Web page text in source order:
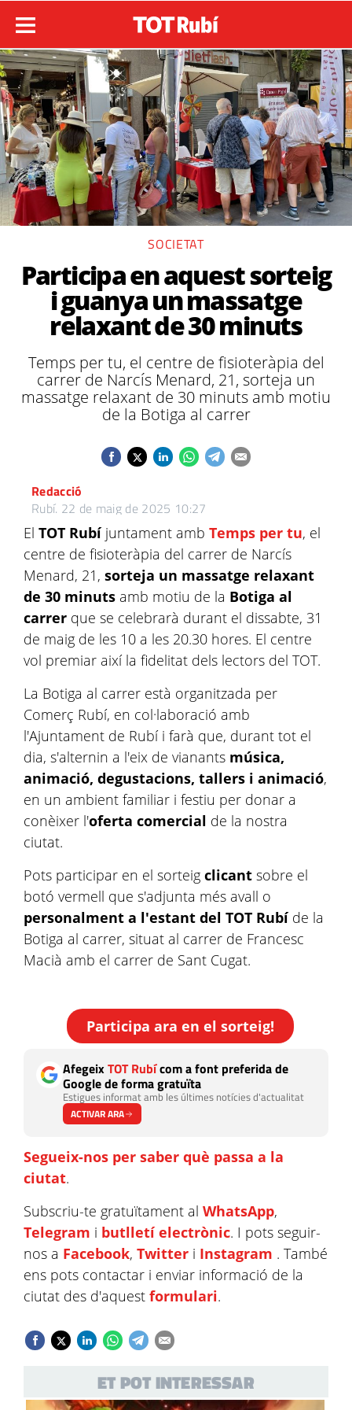
SOCIETAT
Participa en aquest sorteig
i guanya un massatge
relaxant de 30 minuts
Temps per tu, el centre de fisioteràpia del
carrer de Narcís Menard, 21, sorteja un
massatge relaxant de 30 minuts amb motiu
de la Botiga al carrer
Redacció
Rubí. 22 de maig de 2025 10:27
El TOT Rubíjuntament amb Temps per tu, el
centre de fisioteràpia del carrer de Narcís
Menard, 21, sorteja un massatge relaxant
de 30 minuts amb motiu de la Botiga al
carrer que se celebrarà durant el dissabte, 31
de maig de les 10 a les 20.30 hores. El centre
vol premiar així la fidelitat dels lectors del TOT.
La Botiga al carrer està organitzada per
Comerç Rubí, en col·laboració amb
l'Ajuntament de Rubí i farà que, durant tot el
dia, s'alternin a l'eix de vianants música,
animació, degustacions, tallers i animació,
en un ambient familiar i festiu per donar a
conèixer l'oferta comercial de la nostra
ciutat.
Pots participar en el sorteig clicant sobre el
botó vermell que s'adjunta més avall o
personalment a l'estant del TOT Rubíde la
Botiga al carrer, situat al carrer de Francesc
Macià amb el carrer de Sant Cugat.
Participa ara en el sorteig!
AfegeixTOT Rubícom a font preferida de
Google de forma gratuïta
Estigues informat amb les últimes notícies d'actualitat
ACTIVAR ARA
Segueix-nos per saber què passa a la
ciutat.
Subscriu-te gratuïtament al WhatsApp,
Telegram i butlletí electrònic. I pots seguir-
nos a Facebook, Twitter i Instagram . També
ens pots contactar i enviar informació de la
ciutat des d'aquest formulari.
ET POT INTERESSAR